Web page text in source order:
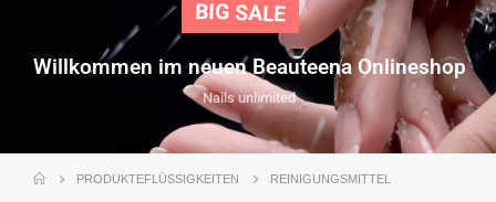
BIG SALE
Willkommen im neuen Beauteena Onlineshop
Nails unlimited
PRODUKTEFLÜSSIGKEITEN REINIGUNGSMITTEL